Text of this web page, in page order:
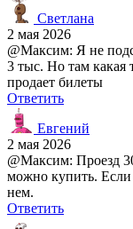
Светлана
2 мая 2026
@Максим: Я не
3 тыс. Но там какая
продает билеты
Ответить
Евгений
2 мая 2026
@Максим: Проезд
можно купить.
нем.
Ответить